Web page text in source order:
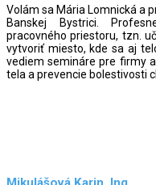
Volám sa Mária Lomnická a
Banskej Bystrici.
pracovného priestoru, tzn.
vytvoriť miesto, kde sa aj
vediem semináre pre firmy
tela a prevencie bolestivosti